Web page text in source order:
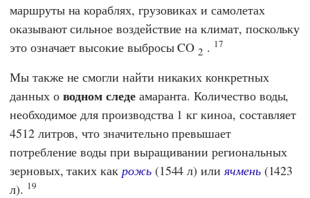
маршруты на кораблях, грузовиках и самолетах
оказывают сильное воздействие на климат, поскольку
это означает высокие выбросы CO2 . 17
Мы также не смогли найти никаких конкретных
данных о водном следеамаранта. Количество воды,
необходимое для производства 1 кг киноа, составляет
4512 литров, что значительно превышает
потребление воды при выращивании региональных
зерновых, таких как рожь(1544 л) илиячмень(1423
л). 19